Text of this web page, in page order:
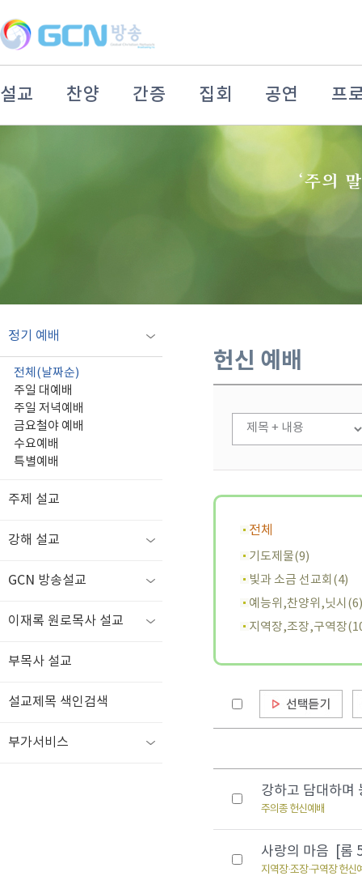
설교 찬양 간증 집회 공연 프
정기 예배
전체(날짜순)
주일 대예배
주일 저녁예배
금요철야 예배
수요예배
특별예배
주제 설교
강해 설교
GCN 방송설교
이재록 원로목사 설교
부목사 설교
설교제목 색인검색
부가서비스
헌신 예배
전체
기도제물(9)
빛과 소금 선교회(4)
예능위,찬양위,닛시(6)
지역장,조장,구역장
강하고 담대하며
주의종 헌신예배
사랑의 마음 [롬
지역장·조장·구역장 헌신